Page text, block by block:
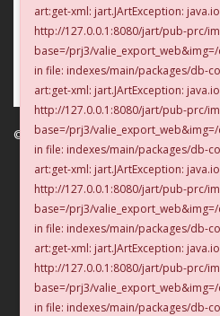
art:get-xml: jart.JArtException:
http://127.0.0.1:8080/jart/pub-prc/
base=/prj3/
in file: indexes/main/packages/db-
art:get-xml: jart.JArtException:
http://127.0.0.1:8080/jart/pub-prc/
base=/prj3/
in file: indexes/main/packages/db-
art:get-xml: jart.JArtException:
http://127.0.0.1:8080/jart/pub-prc/
base=/prj3/
in file: indexes/main/packages/db-
art:get-xml: jart.JArtException:
http://127.0.0.1:8080/jart/pub-prc/
base=/prj3/
in file: indexes/main/packages/db-
Bezüge:
© VALIE EXPORT 2026